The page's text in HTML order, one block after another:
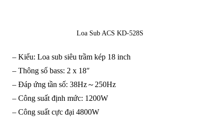
Loa Sub ACS KD-528S
– Kiểu: Loa sub siêu trầm kép 18 inch
– Thông số bass: 2 x 18″
– Đáp ứng tần số: 38Hz～250Hz
– Công suất định mức: 1200W
– Công suất cực đại 4800W